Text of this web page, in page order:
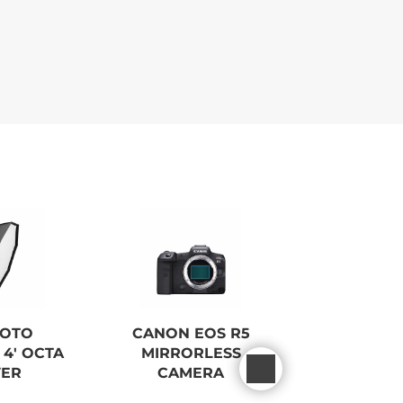
4' OCTA
CANON EOS R5
MIRRORLESS
CAMERA